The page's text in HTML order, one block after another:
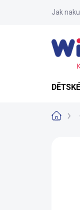
Jak
Domů